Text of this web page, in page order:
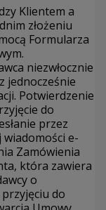
Klientem a
złożeniu
Formularza
niezwłocznie
jednocześnie
Potwierdzenie
do
przez
e-
Zamówienia
która zawiera
o
do